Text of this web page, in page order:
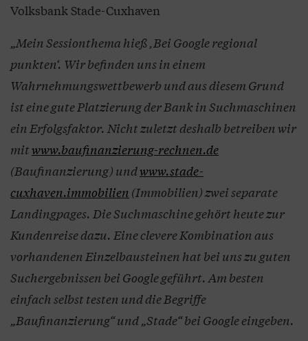
Volksbank Stade-Cuxhaven
„Mein Sessionthema hieß ,Bei Google regional
punkten‘. Wir befinden uns in einem
Wahrnehmungswettbewerb und aus diesem Grund
ist eine gute Platzierung der Bank in Suchmaschinen
ein Erfolgsfaktor. Nicht zuletzt deshalb betreiben wir
mitwww.baufinanzierung-rechnen.de
(Baufinanzierung) undwww.stade-
cuxhaven.immobilien (Immobilien) zwei separate
Landingpages. Die Suchmaschine gehört heute zur
Kundenreise dazu. Eine clevere Kombination aus
vorhandenen Einzelbausteinen hat bei uns zu guten
Suchergebnissen bei Google geführt. Am besten
einfach selbst testen und die Begriffe
„Baufinanzierung“ und „Stade“ bei Google eingeben.